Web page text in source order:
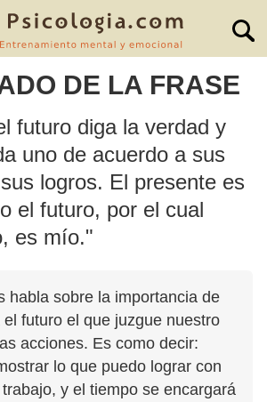
DE LA FRASE
futuro diga la verdad y
uno de acuerdo a sus
logros. El presente es
el futuro, por el cual
es mío."
habla sobre la importancia de
futuro el que juzgue nuestro
acciones. Es como decir:
lo que puedo lograr con
y el tiempo se encargará